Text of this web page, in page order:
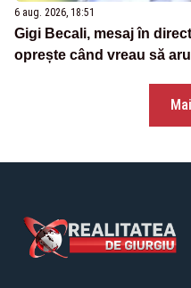
6 aug. 2026, 18:51
Gigi Becali, mesaj în
oprește când vreau să